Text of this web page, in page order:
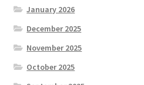
January 2026
December 2025
November 2025
October 2025